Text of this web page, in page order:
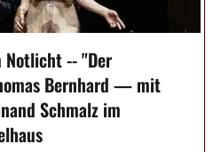
-- "Der
Bernhard — mit
Schmalz im